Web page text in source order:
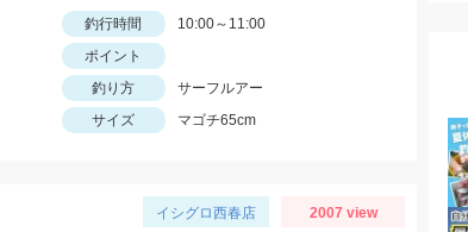
釣行時間
10:00～11:00
ポイント
釣り方
サーフルアー
サイズ マゴチ65cm
イシグロ西春店 2007 view